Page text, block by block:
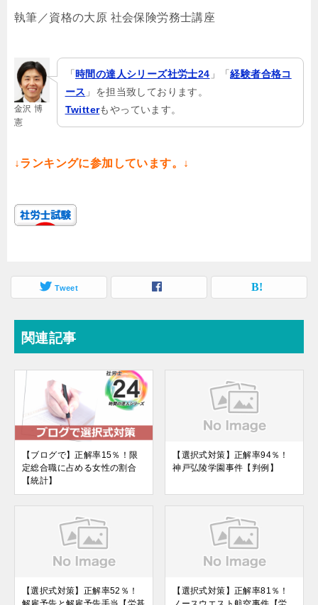
執筆／資格の大原 社会保険労務士講座
金沢 博
憲
「 時間の達人シリーズ社労士24 」「経験者合格コ
ース 」を担当致しております。
Twitterもやっています。
↓ランキングに参加しています。↓
Tweet
関連記事
【ブログで】正解率15％！限
定総合職に占める女性の割合
【統計】
【選択式対策】正解率94％！
神戸弘陵学園事件【判例】
【選択式対策】正解率52％！
【選択式対策】正解率81％！